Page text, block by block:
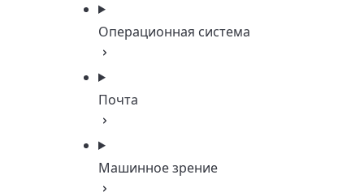
Операционная система
Почта
Машинное зрение